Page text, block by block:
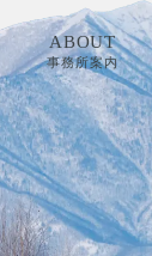
ABOUT
事務所案内
ABOUT
事務所案内